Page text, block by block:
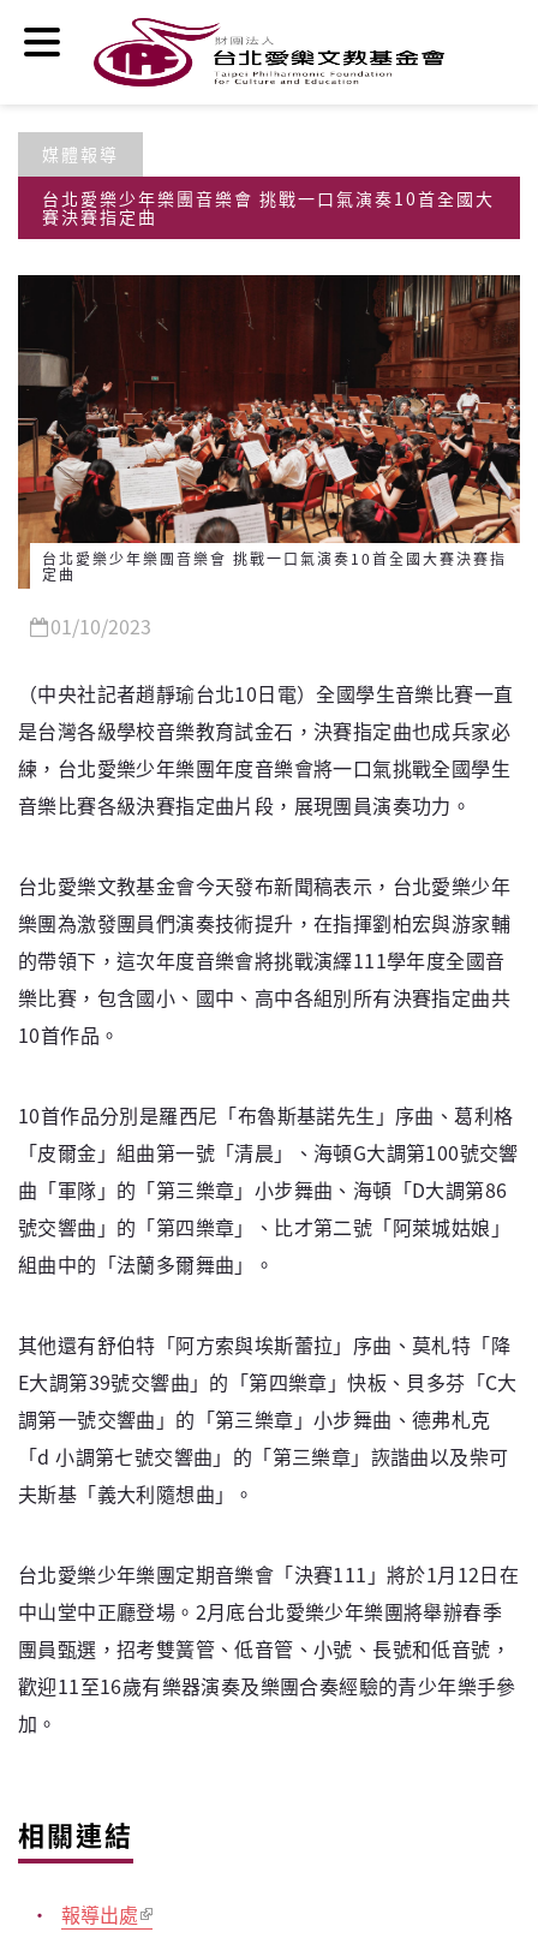
媒體報導
台北愛樂少年樂團音樂會 挑戰一口氣演奏10首全國大
賽決賽指定曲
台北愛樂少年樂團音樂會 挑戰一口氣演奏10首全國大賽決賽指
定曲
01/10/2023
（中央社記者趙靜瑜台北10日電）全國學生音樂比賽一直
是台灣各級學校音樂教育試金石，決賽指定曲也成兵家必
練，台北愛樂少年樂團年度音樂會將一口氣挑戰全國學生
音樂比賽各級決賽指定曲片段，展現團員演奏功力。
台北愛樂文教基金會今天發布新聞稿表示，台北愛樂少年
樂團為激發團員們演奏技術提升，在指揮劉柏宏與游家輔
的帶領下，這次年度音樂會將挑戰演繹111學年度全國音
樂比賽，包含國小、國中、高中各組別所有決賽指定曲共
10首作品。
10首作品分別是羅西尼「布魯斯基諾先生」序曲、葛利格
「皮爾金」組曲第一號「清晨」、海頓G大調第100號交響
曲「軍隊」的「第三樂章」小步舞曲、海頓「D大調第86
號交響曲」的「第四樂章」、比才第二號「阿萊城姑娘」
組曲中的「法蘭多爾舞曲」。
其他還有舒伯特「阿方索與埃斯蕾拉」序曲、莫札特「降
E大調第39號交響曲」的「第四樂章」快板、貝多芬「C大
調第一號交響曲」的「第三樂章」小步舞曲、德弗札克
「d 小調第七號交響曲」的「第三樂章」詼諧曲以及柴可
夫斯基「義大利隨想曲」。
台北愛樂少年樂團定期音樂會「決賽111」將於1月12日在
中山堂中正廳登場。2月底台北愛樂少年樂團將舉辦春季
團員甄選，招考雙簧管、低音管、小號、長號和低音號，
歡迎11至16歲有樂器演奏及樂團合奏經驗的青少年樂手參
加。
相關連結
報導出處